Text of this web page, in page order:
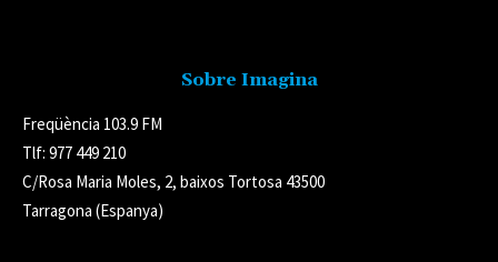
Sobre Imagina
Freqüència 103.9 FM
Tlf: 977 449 210
C/Rosa Maria Moles, 2, baixos Tortosa 43500
Tarragona (Espanya)